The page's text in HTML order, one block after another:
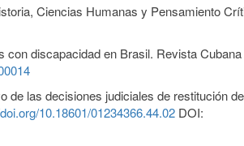
Ciencias Humanas y Pensamiento
discapacidad en Brasil. Revista
de las decisiones judiciales de restitución de
10.18601/01234366.44.02 DOI: